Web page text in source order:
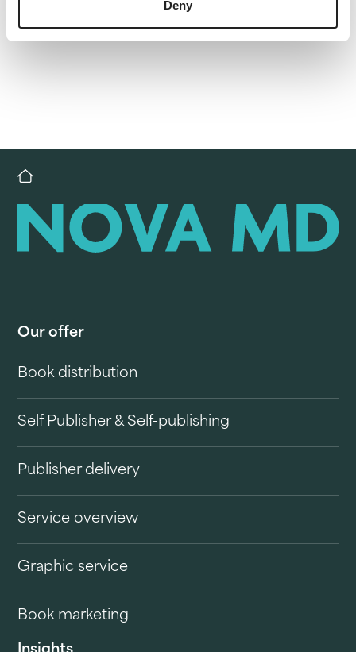
Deny
Our offer
Book distribution
Self Publisher & Self-publishing
Publisher delivery
Service overview
Graphic service
Book marketing